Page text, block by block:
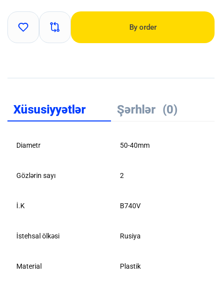
By order
Xüsusiyyətlər Şərhlər (0)
Diametr 50-40mm
Gözlərin sayı 2
İ.K B740V
İstehsal ölkəsi Rusiya
Material Plastik